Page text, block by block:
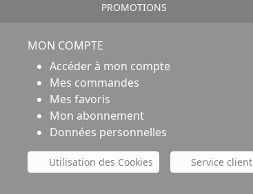
PROMOTIONS
MON COMPTE
Accéder à mon compte
Mes commandes
Mes favoris
Mon abonnement
Données personnelles
Utilisation des Cookies Service client